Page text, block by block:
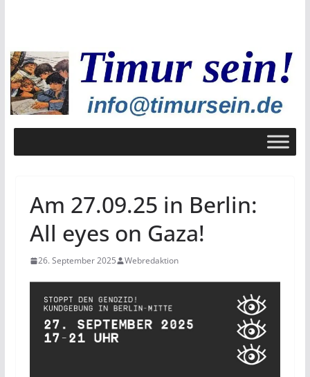
Am 27.09.25 in Berlin:
All eyes on Gaza!
26. September 2025 Webredaktion